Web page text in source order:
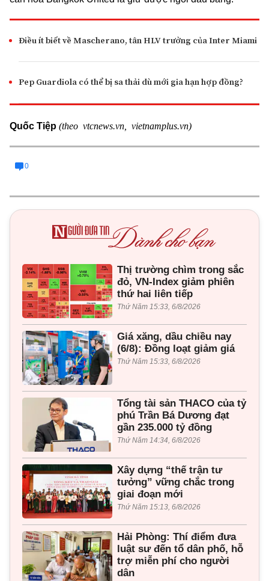
Điều ít biết về Mascherano, tân HLV trưởng của Inter Miami
Pep Guardiola có thể bị sa thải dù mới gia hạn hợp đồng?
Quốc Tiệp (theo vtcnews.vn, vietnamplus.vn)
0
Thị trường chìm trong sắc
đỏ, VN-Index giảm phiên
thứ hai liên tiếp
Thứ Năm 15:33, 6/8/2026
Giá xăng, dầu chiều nay
(6/8): Đồng loạt giảm giá
Thứ Năm 15:33, 6/8/2026
Tổng tài sản THACO của tỷ
phú Trần Bá Dương đạt
gần 235.000 tỷ đồng
Thứ Năm 14:34, 6/8/2026
Xây dựng “thế trận tư
tưởng” vững chắc trong
giai đoạn mới
Thứ Năm 15:13, 6/8/2026
Hải Phòng: Thí điểm đưa
luật sư đến tổ dân phố, hỗ
trợ miễn phí cho người
dân